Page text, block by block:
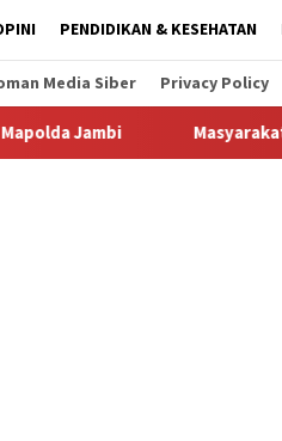
PENDIDIKAN & KESEHATAN
Media Siber Privacy Policy
Adat Desa Lermatang